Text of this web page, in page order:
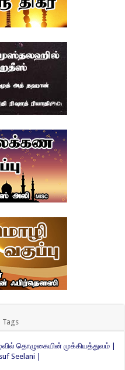
Tags
தொழுகையின் முக்கியத்துவம் |
Seelani |